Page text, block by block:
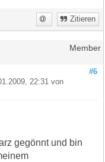
Zitieren
Member
#6
22:31 von
gegönnt und bin